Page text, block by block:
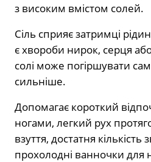
з високим вмістом солей.
Сіль сприяє затримці
є хвороби нирок, серця
солі може погіршувати
сильніше.
Допомагає короткий
ногами, легкий рух
взуття, достатня кількість
прохолодні ванночки для